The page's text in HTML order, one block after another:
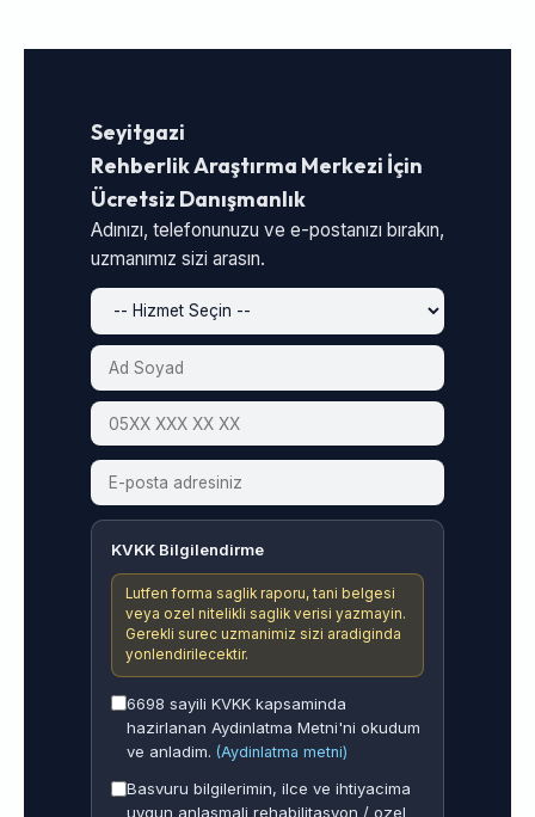
Seyitgazi
Rehberlik Araştırma Merkezi İçin
Ücretsiz Danışmanlık
Adınızı, telefonunuzu ve e-postanızı bırakın,
uzmanımız sizi arasın.
KVKK Bilgilendirme
Lutfen forma saglik raporu, tani belgesi
veya ozel nitelikli saglik verisi yazmayin.
Gerekli surec uzmanimiz sizi aradiginda
yonlendirilecektir.
6698 sayili KVKK kapsaminda
hazirlanan Aydinlatma Metni'ni okudum
ve anladim. (Aydinlatma metni)
Basvuru bilgilerimin, ilce ve ihtiyacima
uygun anlasmali rehabilitasyon / ozel